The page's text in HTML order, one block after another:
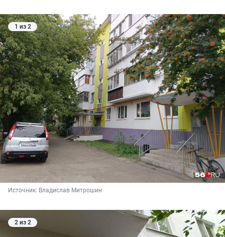
1 из 2
Источник: Владислав Митрошин
2 из 2